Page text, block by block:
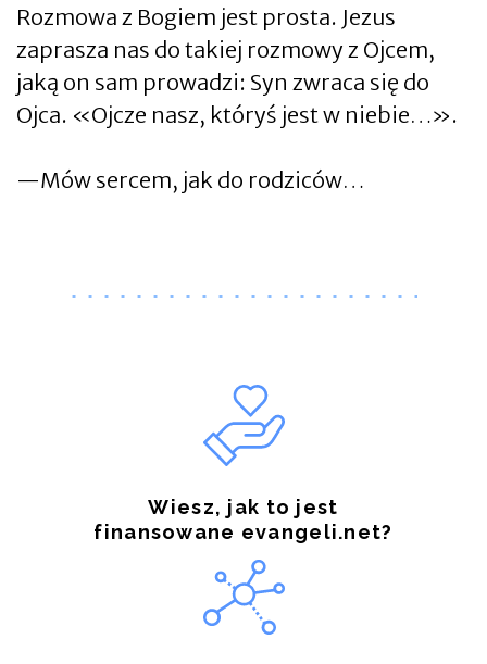
Rozmowa z Bogiem jest prosta. Jezus
zaprasza nas do takiej rozmowy z Ojcem,
jaką on sam prowadzi: Syn zwraca się do
Ojca. «Ojcze nasz, któryś jest w niebie…».
—Mów sercem, jak do rodziców…
Wiesz, jak to jest
finansowane evangeli.net?